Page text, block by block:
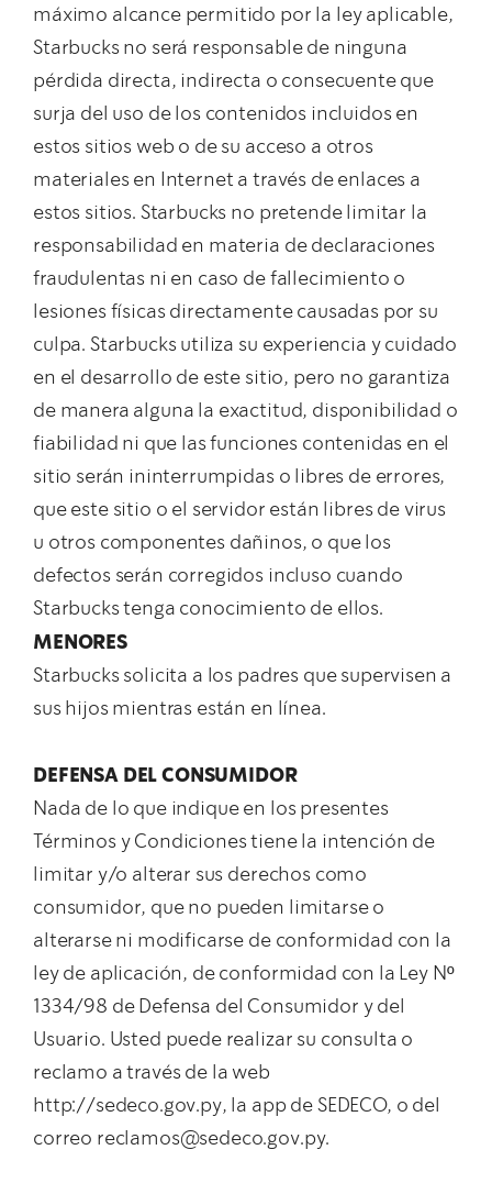
máximo alcance permitido por la ley aplicable,
Starbucks no será responsable de ninguna
pérdida directa, indirecta o consecuente que
surja del uso de los contenidos incluidos en
estos sitios web o de su acceso a otros
materiales en Internet a través de enlaces a
estos sitios. Starbucks no pretende limitar la
responsabilidad en materia de declaraciones
fraudulentas ni en caso de fallecimiento o
lesiones físicas directamente causadas por su
culpa. Starbucks utiliza su experiencia y cuidado
en el desarrollo de este sitio, pero no garantiza
de manera alguna la exactitud, disponibilidad o
fiabilidad ni que las funciones contenidas en el
sitio serán ininterrumpidas o libres de errores,
que este sitio o el servidor están libres de virus
u otros componentes dañinos, o que los
defectos serán corregidos incluso cuando
Starbucks tenga conocimiento de ellos.
MENORES
Starbucks solicita a los padres que supervisen a
sus hijos mientras están en línea.
DEFENSA DEL CONSUMIDOR
Nada de lo que indique en los presentes
Términos y Condiciones tiene la intención de
limitar y/o alterar sus derechos como
consumidor, que no pueden limitarse o
alterarse ni modificarse de conformidad con la
ley de aplicación, de conformidad con la Ley Nº
1334/98 de Defensa del Consumidor y del
Usuario. Usted puede realizar su consulta o
reclamo a través de la web
http://sedeco.gov.py, la app de SEDECO, o del
correo reclamos@sedeco.gov.py.